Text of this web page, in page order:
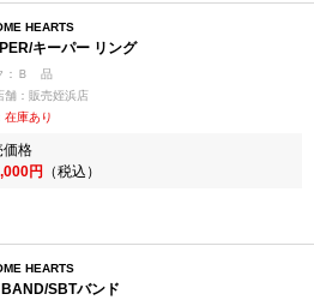
HEARTS
キーパー リング
：Ｂ 品
舗：販売姪浜店
在庫あり
価格
円 （税込）
HEARTS
SBTバンド